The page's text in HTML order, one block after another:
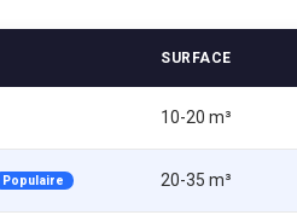
SURFACE
10-20 m³
Populaire 20-35 m³